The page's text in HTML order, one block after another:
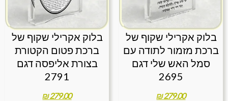
בלוק אקרילי שקוף של
ברכת מזמור לתודה עם
סמל האש שלי דגם
2695
₪279.00
בלוק אקרילי שקוף של
ברכת פטום הקטורת
בצורת אליפסה דגם
2791
₪279.00